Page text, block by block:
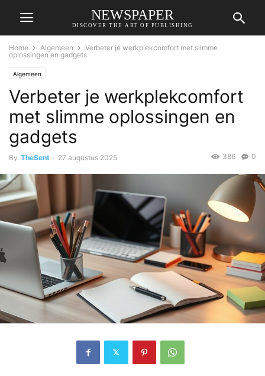
NEWSPAPER
DISCOVER THE ART OF PUBLISHING
Home Algemeen
Verbeter je werkplekcomfort met slimme
oplossingen en gadgets
Algemeen
Verbeter je werkplekcomfort
met slimme oplossingen en
gadgets
By TheSent - 27 augustus 2025 0
386